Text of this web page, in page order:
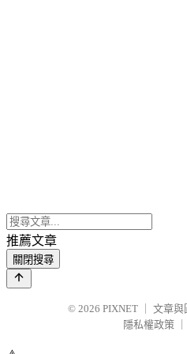
推薦文章
關閉搜尋
© 2026 PIXNET
文章與
隱私權政策